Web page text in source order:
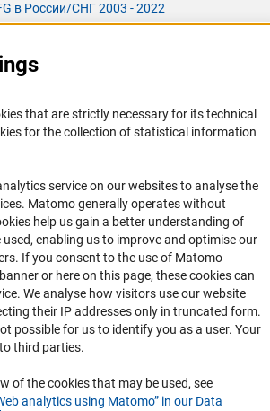
в России/СНГ 2003 - 2022
с российскими партнёрскими
(FAQ)
that are strictly necessary for its technical
for the collection of statistical information
service on our websites to analyse the
Matomo generally operates without
help us gain a better understanding of
enabling us to improve and optimise our
If you consent to the use of Matomo
or here on this page, these cookies can
We analyse how visitors use our website
their IP addresses only in truncated form.
possible for us to identify you as a user. Your
third parties.
of the cookies that may be used, see
analytics using Matomo” in our Data